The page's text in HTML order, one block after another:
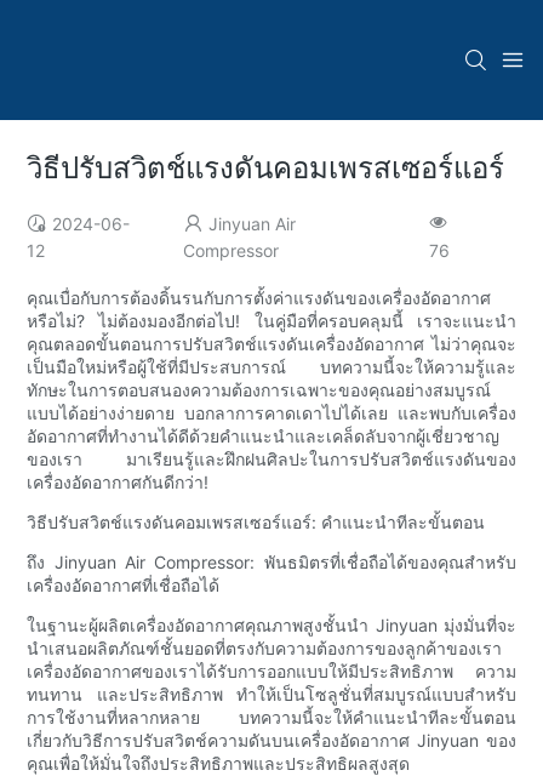
วิธีปรับสวิตช์แรงดันคอมเพรสเซอร์แอร์
2024-06-
12
Jinyuan Air
Compressor
76
คุณเบื่อกับการต้องดิ้นรนกับการตั้งค่าแรงดันของเครื่องอัดอากาศ
หรือไม่? ไม่ต้องมองอีกต่อไป! ในคู่มือที่ครอบคลุมนี้ เราจะแนะนำ
คุณตลอดขั้นตอนการปรับสวิตช์แรงดันเครื่องอัดอากาศ ไม่ว่าคุณจะ
เป็นมือใหม่หรือผู้ใช้ที่มีประสบการณ์ บทความนี้จะให้ความรู้และ
ทักษะในการตอบสนองความต้องการเฉพาะของคุณอย่างสมบูรณ์
แบบได้อย่างง่ายดาย บอกลาการคาดเดาไปได้เลย และพบกับเครื่อง
อัดอากาศที่ทำงานได้ดีด้วยคำแนะนำและเคล็ดลับจากผู้เชี่ยวชาญ
ของเรา มาเรียนรู้และฝึกฝนศิลปะในการปรับสวิตช์แรงดันของ
เครื่องอัดอากาศกันดีกว่า!
วิธีปรับสวิตช์แรงดันคอมเพรสเซอร์แอร์: คำแนะนำทีละขั้นตอน
ถึง Jinyuan Air Compressor: พันธมิตรที่เชื่อถือได้ของคุณสำหรับ
เครื่องอัดอากาศที่เชื่อถือได้
ในฐานะผู้ผลิตเครื่องอัดอากาศคุณภาพสูงชั้นนำ Jinyuan มุ่งมั่นที่จะ
นำเสนอผลิตภัณฑ์ชั้นยอดที่ตรงกับความต้องการของลูกค้าของเรา
เครื่องอัดอากาศของเราได้รับการออกแบบให้มีประสิทธิภาพ ความ
ทนทาน และประสิทธิภาพ ทำให้เป็นโซลูชั่นที่สมบูรณ์แบบสำหรับ
การใช้งานที่หลากหลาย บทความนี้จะให้คำแนะนำทีละขั้นตอน
เกี่ยวกับวิธีการปรับสวิตช์ความดันบนเครื่องอัดอากาศ Jinyuan ของ
คุณเพื่อให้มั่นใจถึงประสิทธิภาพและประสิทธิผลสูงสุด